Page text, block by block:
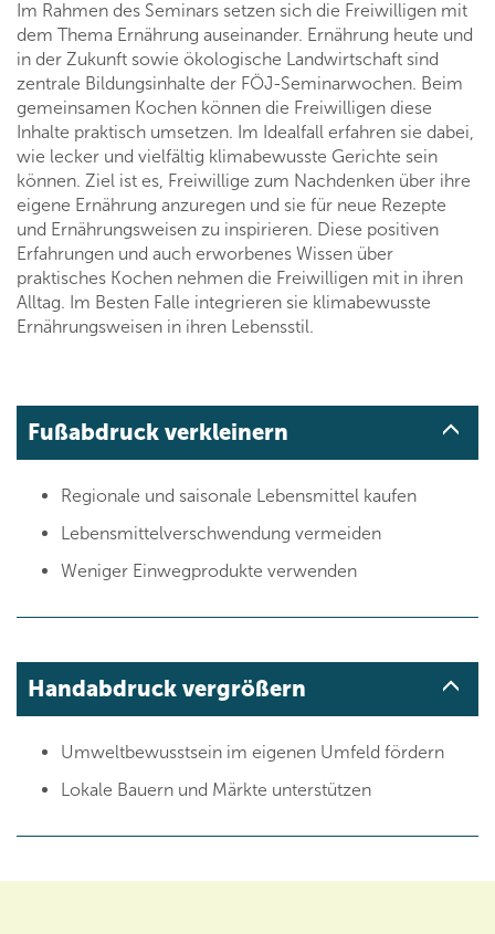
Im Rahmen des Seminars setzen sich die Freiwilligen mit
dem Thema Ernährung auseinander. Ernährung heute und
in der Zukunft sowie ökologische Landwirtschaft sind
zentrale Bildungsinhalte der FÖJ-Seminarwochen. Beim
gemeinsamen Kochen können die Freiwilligen diese
Inhalte praktisch umsetzen. Im Idealfall erfahren sie dabei,
wie lecker und vielfältig klimabewusste Gerichte sein
können. Ziel ist es, Freiwillige zum Nachdenken über ihre
eigene Ernährung anzuregen und sie für neue Rezepte
und Ernährungsweisen zu inspirieren. Diese positiven
Erfahrungen und auch erworbenes Wissen über
praktisches Kochen nehmen die Freiwilligen mit in ihren
Alltag. Im Besten Falle integrieren sie klimabewusste
Ernährungsweisen in ihren Lebensstil.
Fußabdruck verkleinern
Regionale und saisonale Lebensmittel kaufen
Lebensmittelverschwendung vermeiden
Weniger Einwegprodukte verwenden
Handabdruck vergrößern
Umweltbewusstsein im eigenen Umfeld fördern
Lokale Bauern und Märkte unterstützen